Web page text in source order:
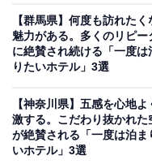
「望雲」は、慶長3年
源泉」と「西の河原源
掛け流しの湯船を備え
の素材を活かした美味
回廊など美しい景色が
まで徒歩3分という観
泉・飯坂温泉】
【群馬県】何度も訪れたく
魅力がある。多くのリピー
に絶賛され続ける「一度は
りたいホテル」3選
【神奈川県】五感を心地よ
激する。こだわり抜かれた
が絶賛される「一度は泊ま
いホテル」3選